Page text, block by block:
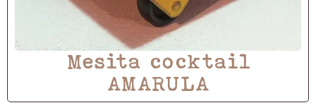
Mesita cocktail
AMARULA